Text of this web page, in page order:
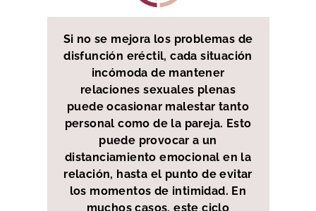
Si no se mejora los problemas de
disfunción eréctil, cada situación
incómoda de mantener
relaciones sexuales plenas
puede ocasionar malestar tanto
personal como de la pareja. Esto
puede provocar a un
distanciamiento emocional en la
relación, hasta el punto de evitar
los momentos de intimidad. En
muchos casos, este ciclo